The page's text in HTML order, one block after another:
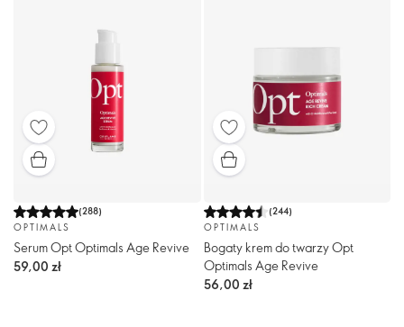
(288)
OPTIMALS
Serum Opt Optimals Age Revive
59,00 zł
(244)
OPTIMALS
Bogaty krem do twarzy Opt
Optimals Age Revive
56,00 zł